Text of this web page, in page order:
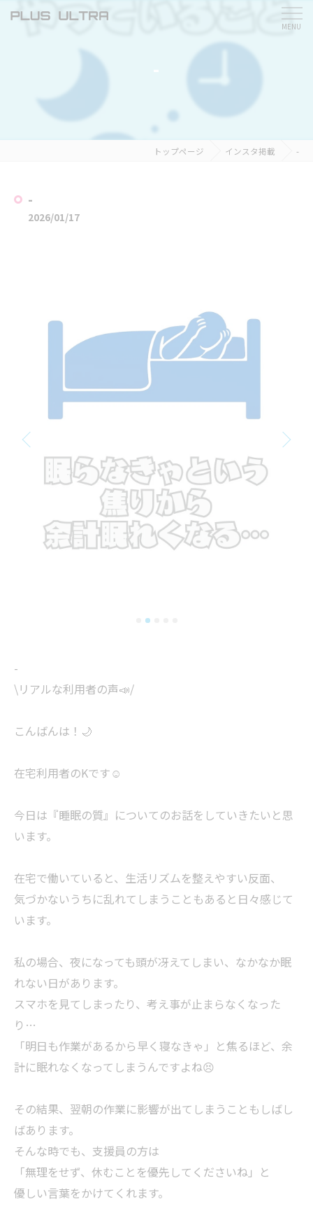
トップページ インスタ掲載 -
-
2026/01/17
-
\リアルな利用者の声📣/
こんばんは！🌙
在宅利用者のKです☺️
今日は『睡眠の質』についてのお話をしていきたいと思
います。
在宅で働いていると、生活リズムを整えやすい反面、
気づかないうちに乱れてしまうこともあると日々感じて
います。
私の場合、夜になっても頭が冴えてしまい、なかなか眠
れない日があります。
スマホを見てしまったり、考え事が止まらなくなった
り…
「明日も作業があるから早く寝なきゃ」と焦るほど、余
計に眠れなくなってしまうんですよね😣
その結果、翌朝の作業に影響が出てしまうこともしばし
ばあります。
そんな時でも、支援員の方は
「無理をせず、休むことを優先してくださいね」と
優しい言葉をかけてくれます。